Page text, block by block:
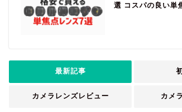
選 コスパの良い単
最新記事
カメラレンズレビュー カメ